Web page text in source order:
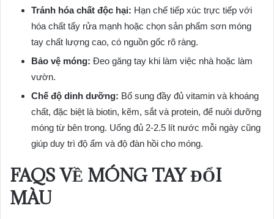
Tránh hóa chất độc hại: Hạn chế tiếp xúc trực tiếp với
hóa chất tẩy rửa mạnh hoặc chọn sản phẩm sơn móng
tay chất lượng cao, có nguồn gốc rõ ràng.
Bảo vệ móng: Đeo găng tay khi làm việc nhà hoặc làm
vườn.
Chế độ dinh dưỡng: Bổ sung đầy đủ vitamin và khoáng
chất, đặc biệt là biotin, kẽm, sắt và protein, để nuôi dưỡng
móng từ bên trong. Uống đủ 2-2.5 lít nước mỗi ngày cũng
giúp duy trì độ ẩm và độ đàn hồi cho móng.
FAQS VỀ MÓNG TAY ĐỔI
MÀU